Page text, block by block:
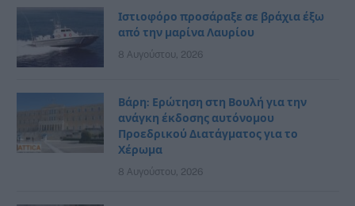
Ιστιοφόρο προσάραξε σε βράχια έξω
από την μαρίνα Λαυρίου
8 Αυγούστου, 2026
Βάρη: Ερώτηση στη Βουλή για την
ανάγκη έκδοσης αυτόνομου
Προεδρικού Διατάγματος για το
Χέρωμα
8 Αυγούστου, 2026